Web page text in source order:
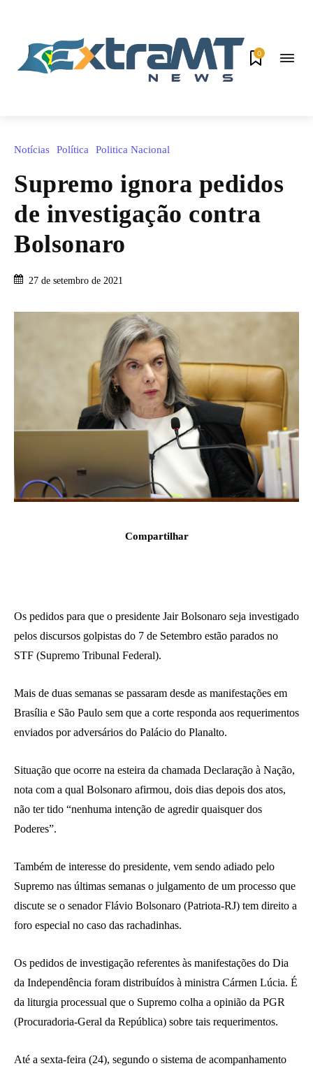
0
Notícias Política Politica Nacional
Supremo ignora pedidos
de investigação contra
Bolsonaro
27 de setembro de 2021
Compartilhar
Os pedidos para que o presidente Jair Bolsonaro seja investigado
pelos discursos golpistas do 7 de Setembro estão parados no
STF (Supremo Tribunal Federal).
Mais de duas semanas se passaram desde as manifestações em
Brasília e São Paulo sem que a corte responda aos requerimentos
enviados por adversários do Palácio do Planalto.
Situação que ocorre na esteira da chamada Declaração à Nação,
nota com a qual Bolsonaro afirmou, dois dias depois dos atos,
não ter tido “nenhuma intenção de agredir quaisquer dos
Poderes”.
Também de interesse do presidente, vem sendo adiado pelo
Supremo nas últimas semanas o julgamento de um processo que
discute se o senador Flávio Bolsonaro (Patriota-RJ) tem direito a
foro especial no caso das rachadinhas.
Os pedidos de investigação referentes às manifestações do Dia
da Independência foram distribuídos à ministra Cármen Lúcia. É
da liturgia processual que o Supremo colha a opinião da PGR
(Procuradoria-Geral da República) sobre tais requerimentos.
Até a sexta-feira (24), segundo o sistema de acompanhamento